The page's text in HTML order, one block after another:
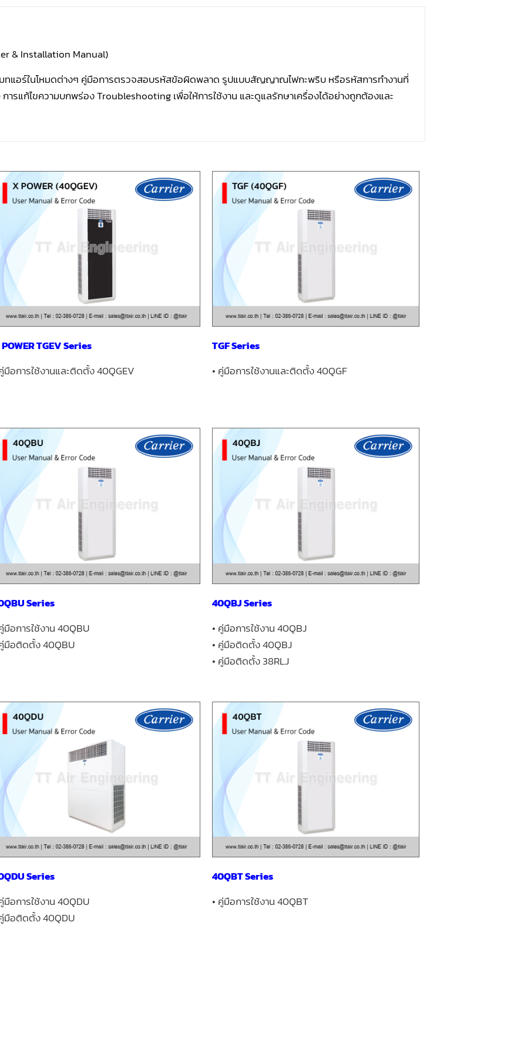
& Installation Manual)
มทแอร์ในโหมดต่างๆ คู่มือการตรวจสอบรหัสข้อผิดพลาด รูปแบบสัญญาณไฟกะพริบ หรือรหัสการทำงานที่
ารแก้ไขความบกพร่อง Troubleshooting เพื่อให้การใช้งาน และดูแลรักษาเครื่องได้อย่างถูกต้องและ
TGEV Series
มือการใช้งานและติดตั้ง 40QGEV
TGF Series
• คู่มือการใช้งานและติดตั้ง 40QGF
Series
มือการใช้งาน 40QBU
มือติดตั้ง 40QBU
40QBJ Series
• คู่มือการใช้งาน 40QBJ
• คู่มือติดตั้ง 40QBJ
• คู่มือติดตั้ง 38RLJ
Series
มือการใช้งาน 40QDU
มือติดตั้ง 40QDU
40QBT Series
• คู่มือการใช้งาน 40QBT